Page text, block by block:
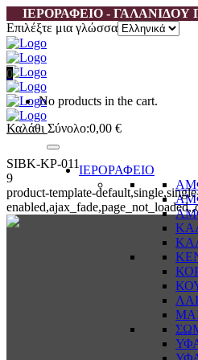
ΙΕΡΟΡΑΦΕΙΟ -
Επιλέξτε μια γλώσσα
0
No products in the cart.
Καλάθι Σύνολο:0,00 €
ΙΕΡΟΡΑΦΕΙΟ
SIBK-KP-011
9
product-template-